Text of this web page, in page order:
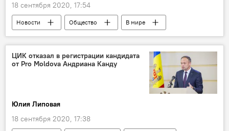
18 сентября 2020, 17:54
Новости Общество В мире
ЦИК отказал в регистрации кандидата
от Pro Moldova Андриана Канду
Юлия Липовая
18 сентября 2020, 17:38